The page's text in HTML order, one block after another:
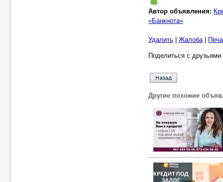
Автор объявления:
«Банкнота»
Удалить Жалоба|
Поделиться с
Другие похожие